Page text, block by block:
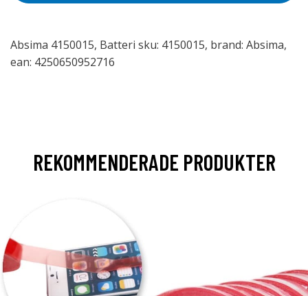
Absima 4150015, Batteri sku: 4150015, brand: Absima,
ean: 4250650952716
REKOMMENDERADE PRODUKTER